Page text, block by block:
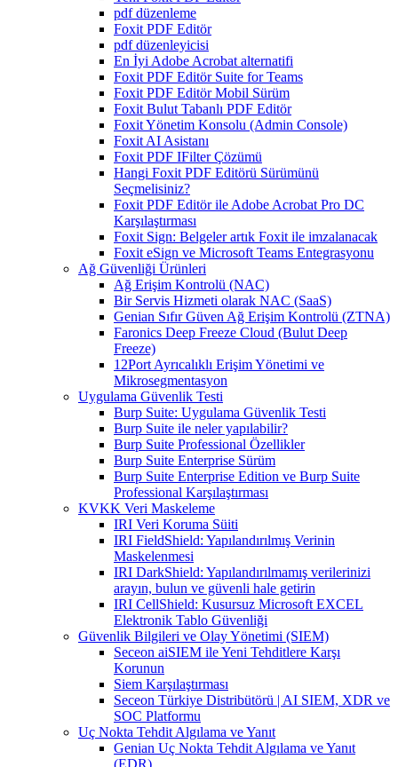
pdf düzenleme
Foxit PDF Editör
pdf düzenleyicisi
En İyi Adobe Acrobat alternatifi
Foxit PDF Editör Suite for Teams
Foxit PDF Editör Mobil Sürüm
Foxit Bulut Tabanlı PDF Editör
Foxit Yönetim Konsolu (Admin Console)
Foxit AI Asistanı
Foxit PDF IFilter Çözümü
Hangi Foxit PDF Editörü Sürümünü
Seçmelisiniz?
Foxit PDF Editör ile Adobe Acrobat Pro DC
Karşılaştırması
Foxit Sign: Belgeler artık Foxit ile imzalanacak
Foxit eSign ve Microsoft Teams Entegrasyonu
Ağ Güvenliği Ürünleri
Ağ Erişim Kontrolü (NAC)
Bir Servis Hizmeti olarak NAC (SaaS)
Genian Sıfır Güven Ağ Erişim Kontrolü (ZTNA)
Faronics Deep Freeze Cloud (Bulut Deep
Freeze)
12Port Ayrıcalıklı Erişim Yönetimi ve
Mikrosegmentasyon
Uygulama Güvenlik Testi
Burp Suite: Uygulama Güvenlik Testi
Burp Suite ile neler yapılabilir?
Burp Suite Professional Özellikler
Burp Suite Enterprise Sürüm
Burp Suite Enterprise Edition ve Burp Suite
Professional Karşılaştırması
KVKK Veri Maskeleme
IRI Veri Koruma Süiti
IRI FieldShield: Yapılandırılmış Verinin
Maskelenmesi
IRI DarkShield: Yapılandırılmamış verilerinizi
arayın, bulun ve güvenli hale getirin
IRI CellShield: Kusursuz Microsoft EXCEL
Elektronik Tablo Güvenliği
Güvenlik Bilgileri ve Olay Yönetimi (SIEM)
Seceon aiSIEM ile Yeni Tehditlere Karşı
Korunun
Siem Karşılaştırması
Seceon Türkiye Distribütörü | AI SIEM, XDR ve
SOC Platformu
Uç Nokta Tehdit Algılama ve Yanıt
Genian Uç Nokta Tehdit Algılama ve Yanıt
(EDR)